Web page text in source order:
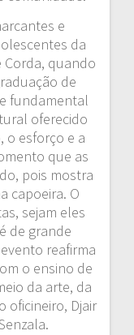
e
da
Corda, quando
de
fundamental
oferecido
o esforço e a
que as
pois mostra
capoeira. O
sejam eles
de grande
reafirma
o ensino de
da arte, da
oficineiro, Djair